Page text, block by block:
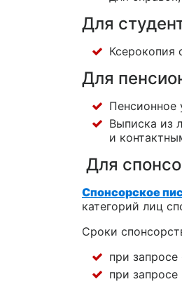
Для
Ксерокопия
Для
Пенсионное
Выписка из
и
Для
Спонсорское
категорий лиц
Cроки
при
при